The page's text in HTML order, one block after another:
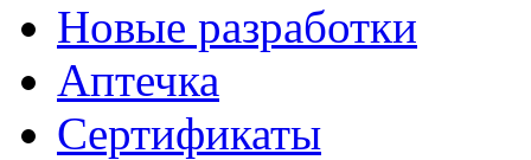
Новые разработки
Аптечка
Сертификаты